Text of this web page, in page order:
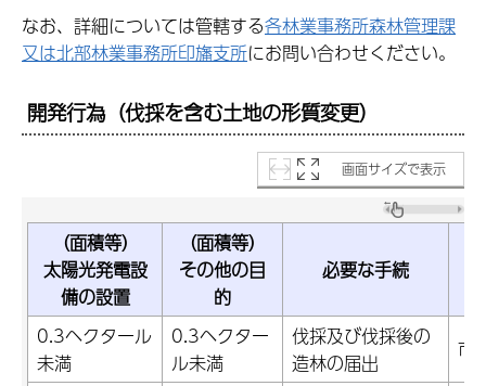
なお、詳細については管轄する各林業事務所森林管理課
又は北部林業事務所印旛支所にお問い合わせください。
開発行為（伐採を含む土地の形質変更）
画面サイズで表示
（面積等）
太陽光発電設
備の設置
（面積等）
その他の目
的
必要な手続
0.3ヘクタール
未満
0.3ヘクター
ル未満
伐採及び伐採後の
造林の届出
市